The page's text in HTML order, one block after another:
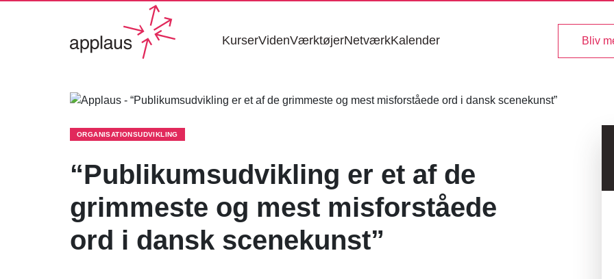
KurserVidenVærktøjerNetværkKalender Bliv
ORGANISATIONSUDVIKLING
“Publikumsudvikling er et af de
grimmeste og mest misforståede
ord i dansk scenekunst”